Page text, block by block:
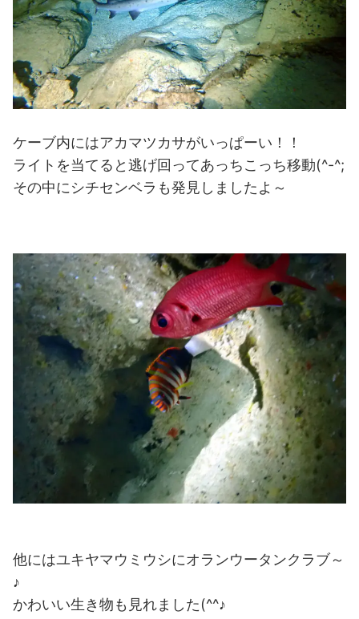
ケーブ内にはアカマツカサがいっぱーい！！
ライトを当てると逃げ回ってあっちこっち移動(^-^;
その中にシチセンベラも発見しましたよ～
他にはユキヤマウミウシにオランウータンクラブ～
♪
かわいい生き物も見れました(^^♪